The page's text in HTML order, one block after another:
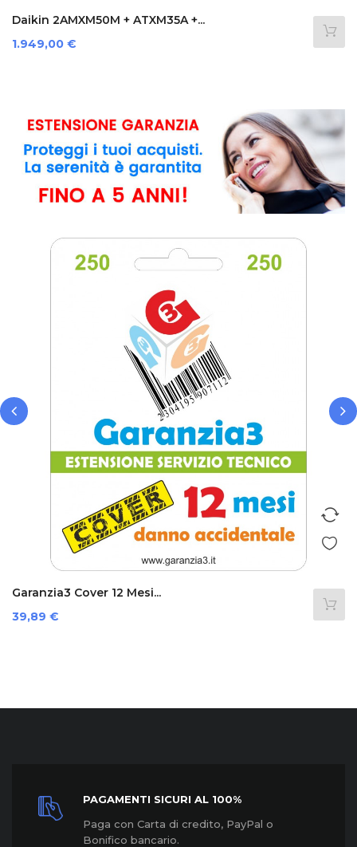
Daikin 2AMXM50M + ATXM35A +...
Prezzo
1.949,00 €
Garanzia3 Cover 12 Mesi...
Prezzo
39,89 €
PAGAMENTI SICURI AL 100%
Paga con Carta di credito, PayPal o
Bonifico bancario.